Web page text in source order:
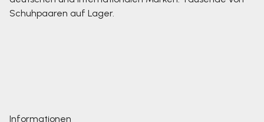
Schuhpaaren auf Lager.
Informationen